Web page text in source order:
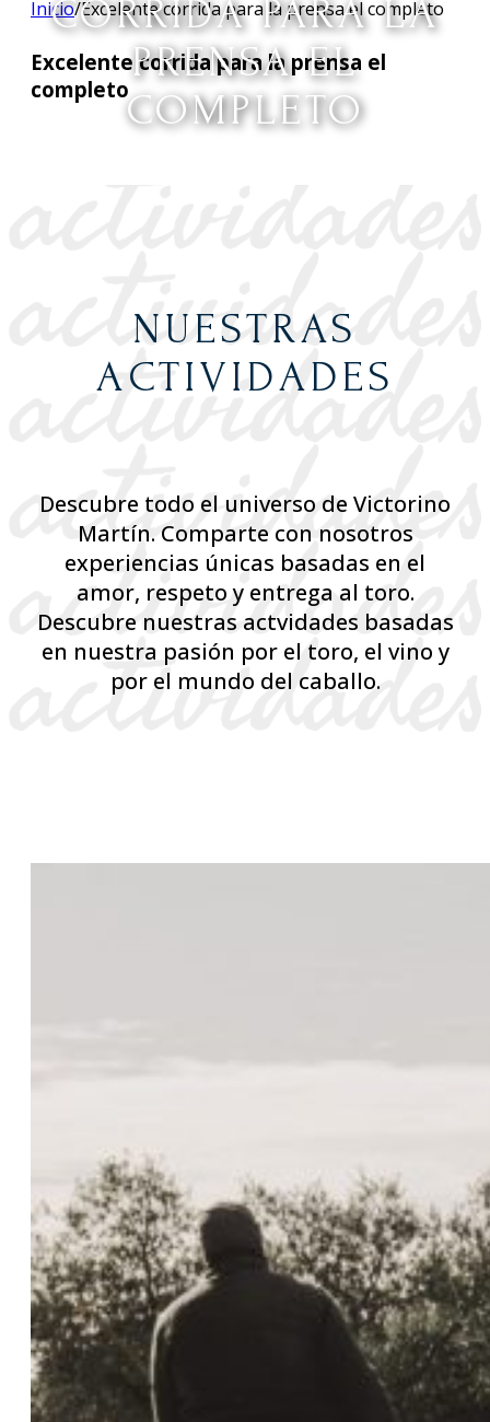
CORRIDA PARA LA
PRENSA EL
COMPLETO
Inicio/Excelente corrida para la prensa el completo
Excelente corrida para la prensa el
completo
NUESTRAS
ACTIVIDADES
Descubre todo el universo de Victorino
Martín. Comparte con nosotros
experiencias únicas basadas en el
amor, respeto y entrega al toro.
Descubre nuestras actvidades basadas
en nuestra pasión por el toro, el vino y
por el mundo del caballo.